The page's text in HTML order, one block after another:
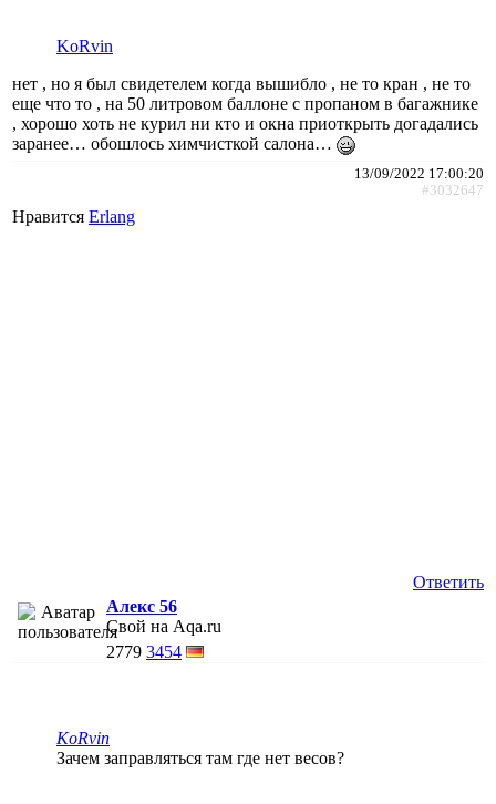
KoRvin
нет , но я был свидетелем когда вышибло , не то кран , не то
еще что то , на 50 литровом баллоне с пропаном в багажнике
, хорошо хоть не курил ни кто и окна приоткрыть догадались
заранее… обошлось химчисткой салона…
13/09/2022 17:00:20
#3032647
Нравится Erlang
Ответить
Алекс 56
Свой на Aqa.ru
2779 3454
KoRvin
Зачем заправляться там где нет весов?